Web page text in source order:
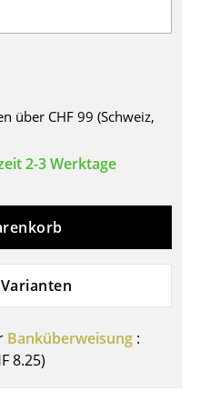
über CHF 99 (Schweiz,
2-3 Werktage
Banküberweisung :
8.25)